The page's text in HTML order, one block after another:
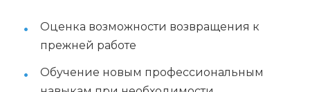
Оценка возможности возвращения к
прежней работе
Обучение новым профессиональным